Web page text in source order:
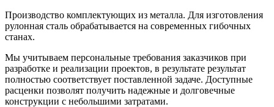
Производство комплектующих из металла. Для изготовления
рулонная сталь обрабатывается на современных гибочных
станах.
Мы учитываем персональные требования заказчиков при
разработке и реализации проектов, в результате результат
полностью соответствует поставленной задаче. Доступные
расценки позволят получить надежные и долговечные
конструкции с небольшими затратами.